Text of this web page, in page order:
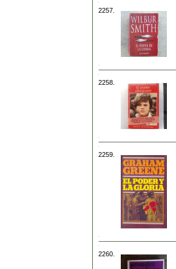
2257.
2258.
2259.
2260.